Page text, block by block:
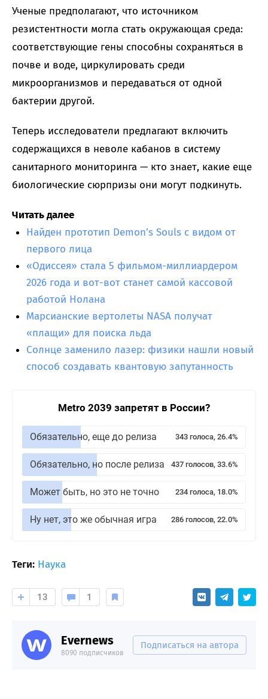
Ученые предполагают, что источником
резистентности могла стать окружающая среда:
соответствующие гены способны сохраняться в
почве и воде, циркулировать среди
микроорганизмов и передаваться от одной
бактерии другой.
Теперь исследователи предлагают включить
содержащихся в неволе кабанов в систему
санитарного мониторинга — кто знает, какие еще
биологические сюрпризы они могут подкинуть.
Читать далее
Найден прототип Demon’s Souls с видом от
первого лица
«Одиссея» стала 5 фильмом-миллиардером
2026 года и вот-вот станет самой кассовой
работой Нолана
Марсианские вертолеты NASA получат
«плащи» для поиска льда
Солнце заменило лазер: физики нашли новый
способ создавать квантовую запутанность
Metro 2039 запретят в России?
Обязательно, еще до релиза 343 голоса, 26.4%
Обязательно, но после релиза 437 голосов, 33.6%
Может быть, но это не точно 234 голоса, 18.0%
Ну нет, это же обычная игра 286 голосов, 22.0%
Теги: Наука
13 1
Evernews
8090 подписчиков
Подписаться на автора